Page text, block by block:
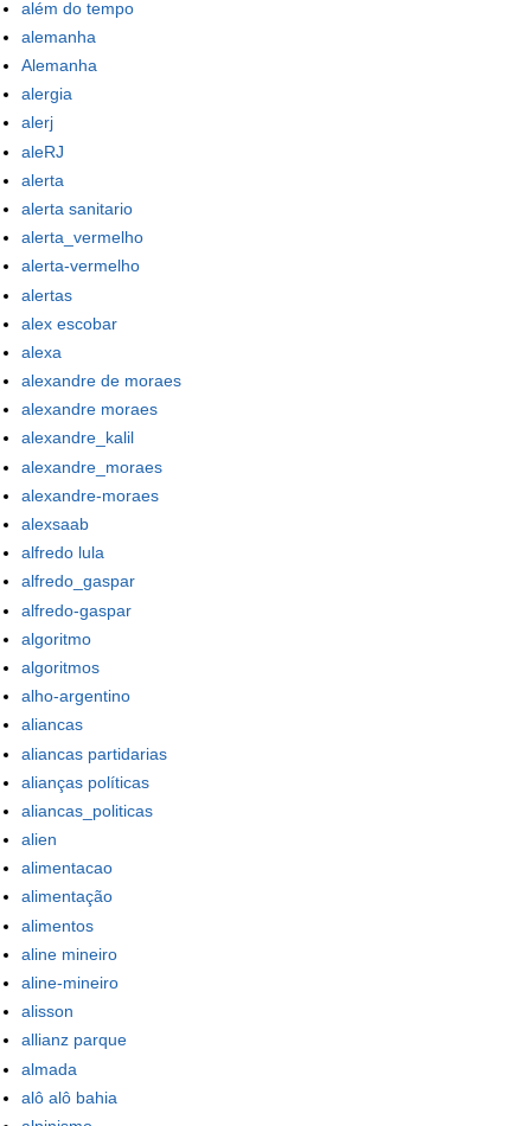
além do tempo
alemanha
Alemanha
alergia
alerj
aleRJ
alerta
alerta sanitario
alerta_vermelho
alerta-vermelho
alertas
alex escobar
alexa
alexandre de moraes
alexandre moraes
alexandre_kalil
alexandre_moraes
alexandre-moraes
alexsaab
alfredo lula
alfredo_gaspar
alfredo-gaspar
algoritmo
algoritmos
alho-argentino
aliancas
aliancas partidarias
alianças políticas
aliancas_politicas
alien
alimentacao
alimentação
alimentos
aline mineiro
aline-mineiro
alisson
allianz parque
almada
alô alô bahia